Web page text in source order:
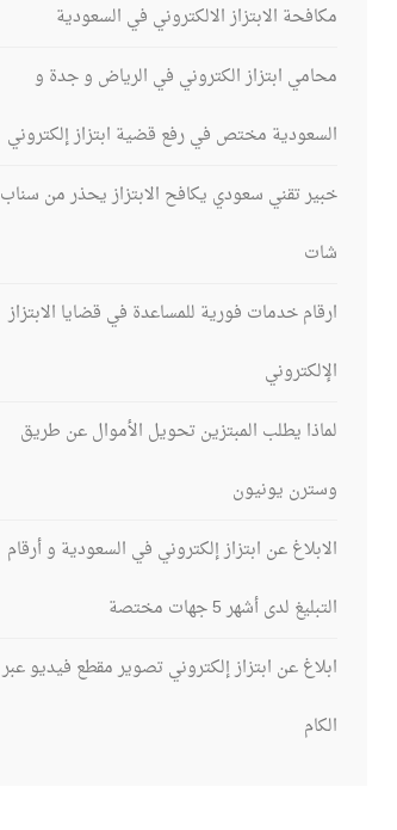
مكافحة الابتزاز الالكتروني في السعودية
محامي ابتزاز الكتروني في الرياض و جدة و
السعودية مختص في رفع قضية ابتزاز إلكتروني
خبير تقني سعودي يكافح الابتزاز يحذر من سناب
شات
ارقام خدمات فورية للمساعدة في قضايا الابتزاز
الإلكتروني
لماذا يطلب المبتزين تحويل الأموال عن طريق
وسترن يونيون
الابلاغ عن ابتزاز إلكتروني في السعودية و أرقام
التبليغ لدى أشهر 5 جهات مختصة
ابلاغ عن ابتزاز إلكتروني تصوير مقطع فيديو عبر
الكام